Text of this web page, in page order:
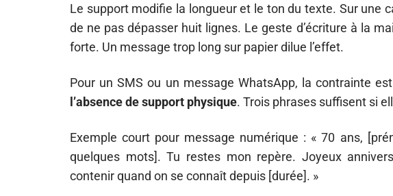
Le support modifie la longueur et le ton du texte. Sur une
de ne pas dépasser huit lignes. Le geste d’écriture à la
forte. Un message trop long sur papier dilue l’effet.
Pour un SMS ou un message WhatsApp, la contrainte
l’absence de support physique. Trois phrases suffisent si
Exemple court pour message numérique : « 70 ans,
quelques mots]. Tu restes mon repère. Joyeux
contenir quand on se connaît depuis [durée]. »